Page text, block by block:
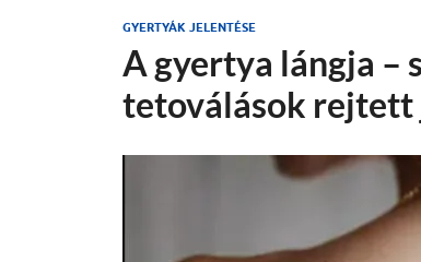
GYERTYÁK JELENTÉSE
A gyertya lángja –
tetoválások rejtett